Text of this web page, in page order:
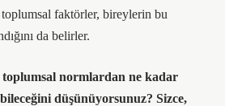
faktörler, bireylerin bu
da belirler.
normlardan ne kadar
düşünüyorsunuz? Sizce,